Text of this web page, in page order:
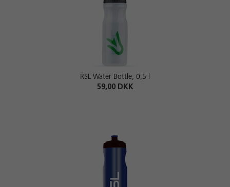
RSL Water Bottle, 0,5 l
59,00 DKK